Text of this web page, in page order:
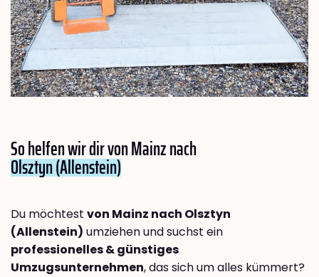
So helfen wir dir von Mainz nach
Olsztyn (Allenstein)
Du möchtest von Mainz nach Olsztyn
(Allenstein) umziehen und suchst ein
professionelles & günstiges
Umzugsunternehmen, das sich um alles kümmert?